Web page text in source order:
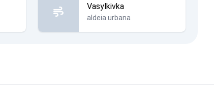
Vasylkivka
aldeia urbana